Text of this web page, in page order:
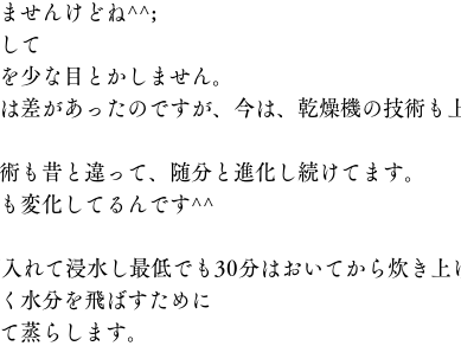
せんけどね^^;
て
少な目とかしません。
差があったのですが、今は、乾燥機の技術も
も昔と違って、随分と進化し続けてます。
変化してるんです^^
れて浸水し最低でも30分はおいてから炊き上
水分を飛ばすために
蒸らします。